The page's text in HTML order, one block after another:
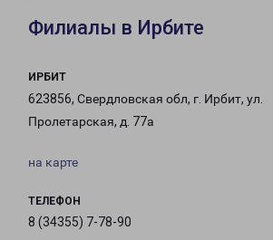
Филиалы в Ирбите
ИРБИТ
623856, Свердловская обл, г. Ирбит, ул.
Пролетарская, д. 77а
на карте
ТЕЛЕФОН
8 (34355) 7-78-90